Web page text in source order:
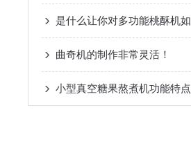
曲奇机的制作非常灵活！
小型真空糖果熬煮机功能特点